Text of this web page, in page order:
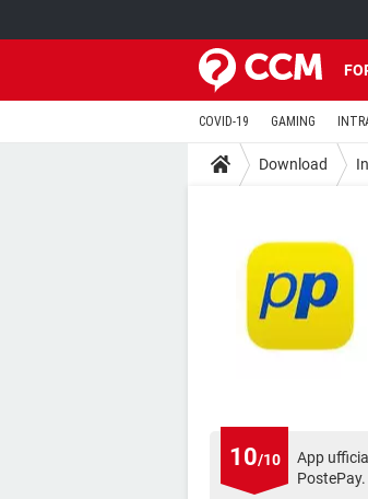
COVID-19 GAMING
Download
10/10
App
PostePay.